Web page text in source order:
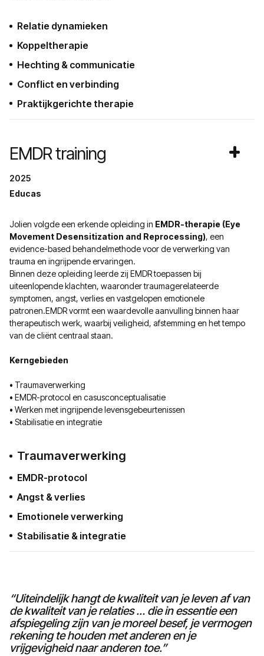
Relatie dynamieken
Koppeltherapie
Hechting & communicatie
Conflict en verbinding
Praktijkgerichte therapie
2025
EMDR training
Educas
Jolien volgde een erkende opleiding in EMDR-therapie (Eye
Movement Desensitization and Reprocessing), een
evidence-based behandelmethode voor de verwerking van
trauma en ingrijpende ervaringen.
Binnen deze opleiding leerde zij EMDR toepassen bij
uiteenlopende klachten, waaronder traumagerelateerde
symptomen, angst, verlies en vastgelopen emotionele
patronen.EMDR vormt een waardevolle aanvulling binnen haar
therapeutisch werk, waarbij veiligheid, afstemming en het tempo
van de cliënt centraal staan.
Kerngebieden
• Traumaverwerking
• EMDR-protocol en casusconceptualisatie
• Werken met ingrijpende levensgebeurtenissen
• Stabilisatie en integratie
Traumaverwerking
EMDR-protocol
Angst & verlies
Emotionele verwerking
Stabilisatie & integratie
“Uiteindelijk hangt de kwaliteit van je leven af van
de kwaliteit van je relaties … die in essentie een
afspiegeling zijn van je moreel besef, je vermogen
rekening te houden met anderen en je
vrijgevigheid naar anderen toe.”